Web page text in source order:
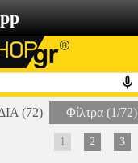
(72) Φίλτρα (1/72)
1 2 3